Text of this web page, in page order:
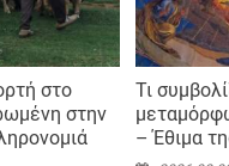
στο
στην
Τι
– Έθιμα